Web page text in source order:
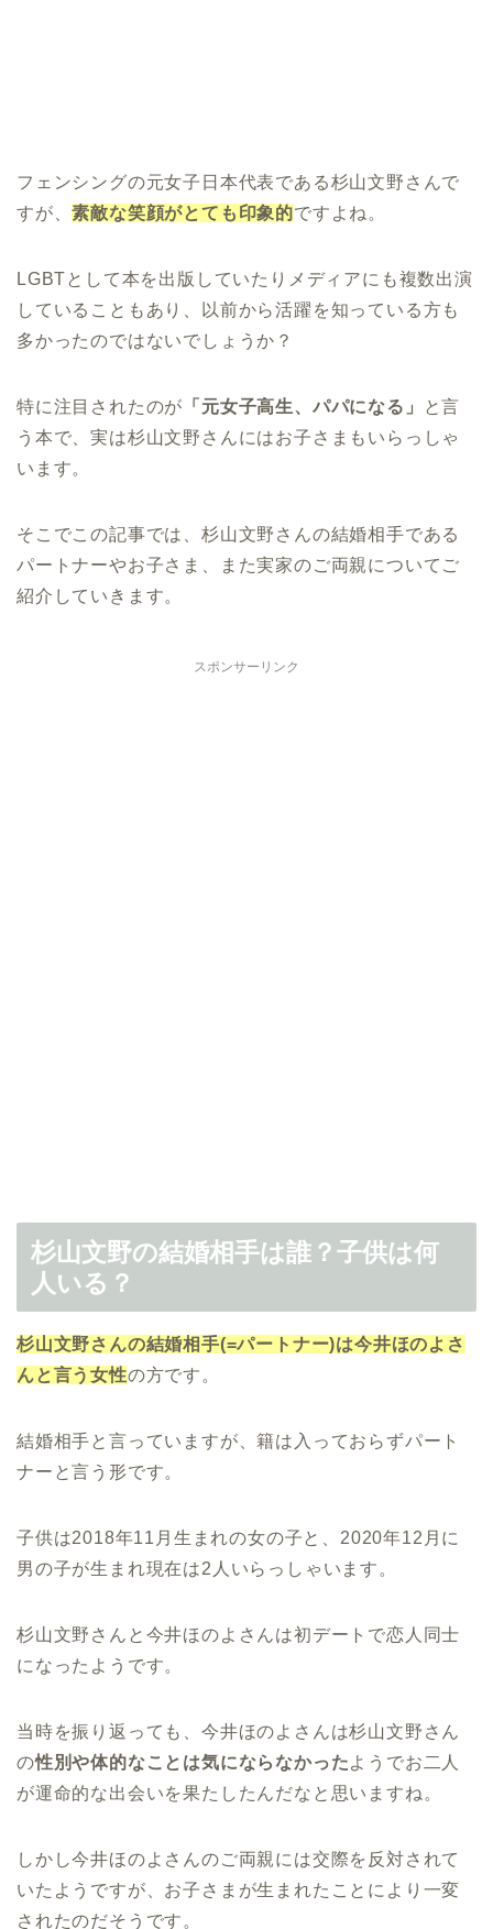
フェンシングの元女子日本代表である杉山文野さんで
すが、素敵な笑顔がとても印象的ですよね。
LGBTとして本を出版していたりメディアにも複数出演
していることもあり、以前から活躍を知っている方も
多かったのではないでしょうか？
特に注目されたのが 「元女子高生、パパになる」
と言
う本で、実は杉山文野さんにはお子さまもいらっしゃ
います。
そこでこの記事では、杉山文野さんの結婚相手である
パートナーやお子さま、また実家のご両親についてご
紹介していきます。
スポンサーリンク
杉山文野の結婚相手は誰？子供は何
人いる？
杉山文野さんの結婚相手(=パートナー)は今井ほのよさ
んと言う女性の方です。
結婚相手と言っていますが、籍は入っておらずパート
ナーと言う形です。
子供は2018年11月生まれの女の子と、2020年12月に
男の子が生まれ現在は2人いらっしゃいます。
杉山文野さんと今井ほのよさんは初デートで恋人同士
になったようです。
当時を振り返っても、今井ほのよさんは杉山文野さん
の性別や体的なことは気にならなかったようでお二人
が運命的な出会いを果たしたんだなと思いますね。
しかし今井ほのよさんのご両親には交際を反対されて
いたようですが、お子さまが生まれたことにより一変
されたのだそうです。